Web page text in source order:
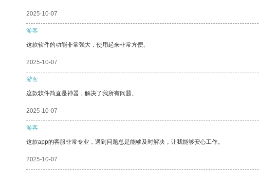
2025-10-07
游客
这款软件的功能非常强大，使用起来非常方便。
2025-10-07
游客
这款软件简直是神器，解决了我所有问题。
2025-10-07
游客
这款app的客服非常专业，遇到问题总是能够及时解决，让我能够安心工作。
2025-10-07